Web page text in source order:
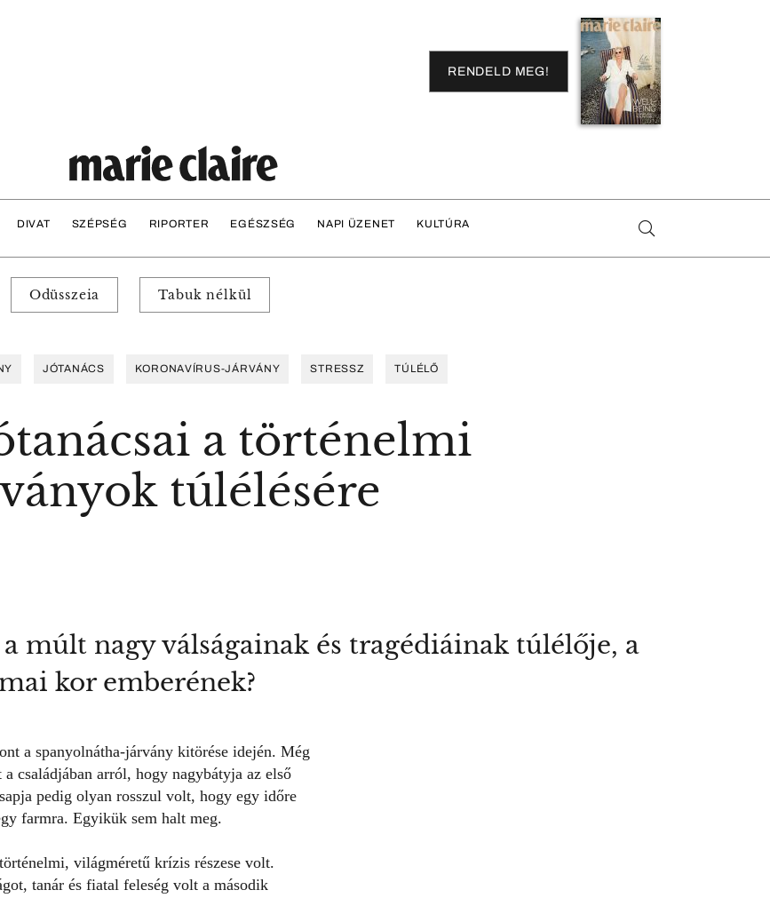
RENDELD MEG!
DIVAT SZÉPSÉG RIPORTER EGÉSZSÉG NAPI ÜZENET KULTÚRA
Odüsszeia Tabuk nélkül
JÓTANÁCS KORONAVÍRUS-JÁRVÁNY STRESSZ TÚLÉLŐ
a történelmi
túlélésére
múlt nagy válságainak és tragédiáinak túlélője, a
kor emberének?
a spanyolnátha-járvány kitörése idején. Még
családjában arról, hogy nagybátyja az első
pedig olyan rosszul volt, hogy egy időre
farmra. Egyikük sem halt meg.
világméretű krízis részese volt.
tanár és fiatal feleség volt a második